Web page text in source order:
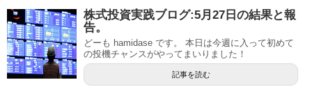
株式投資実践ブログ:5月27日の結果と報
告。
どーも hamidase です。 本日は今週に入って初めて
の投機チャンスがやってまいりました！
記事を読む